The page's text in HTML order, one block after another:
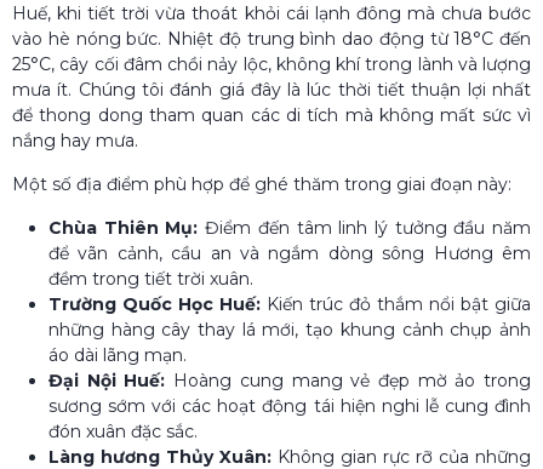
Huế, khi tiết trời vừa thoát khỏi cái lạnh đông mà chưa bước
vào hè nóng bức. Nhiệt độ trung bình dao động từ 18°C đến
25°C, cây cối đâm chồi nảy lộc, không khí trong lành và lượng
mưa ít. Chúng tôi đánh giá đây là lúc thời tiết thuận lợi nhất
để thong dong tham quan các di tích mà không mất sức vì
nắng hay mưa.
Một số địa điểm phù hợp để ghé thăm trong giai đoạn này:
Chùa Thiên Mụ:Điểm đến tâm linh lý tưởng đầu năm
để vãn cảnh, cầu an và ngắm dòng sông Hương êm
đềm trong tiết trời xuân.
Trường Quốc Học Huế: Kiến trúc đỏ thắm nổi bật giữa
những hàng cây thay lá mới, tạo khung cảnh chụp ảnh
áo dài lãng mạn.
Đại Nội Huế: Hoàng cung mang vẻ đẹp mờ ảo trong
sương sớm với các hoạt động tái hiện nghi lễ cung đình
đón xuân đặc sắc.
Làng hương Thủy Xuân: Không gian rực rỡ của những